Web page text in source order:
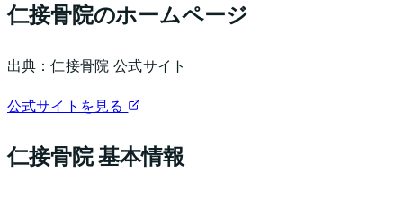
仁接骨院のホームページ
出典：仁接骨院 公式サイト
公式サイトを見る
仁接骨院基本情報